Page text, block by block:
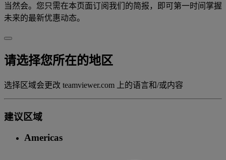
当然会。您只需在本页面订阅我们的简报，即可第一时间掌握
未来的最新优惠动态。
请选择您所在的地区
选择区域会更改 teamviewer.com 上的语言和/或内容
建议区域
Americas